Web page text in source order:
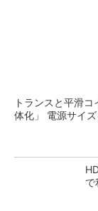
トランスと平滑
体化」 電源サイ
で